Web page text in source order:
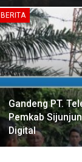
BERITA
Gandeng PT.
Pemkab
Digital